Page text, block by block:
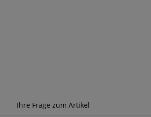
Ihre Frage zum Artikel